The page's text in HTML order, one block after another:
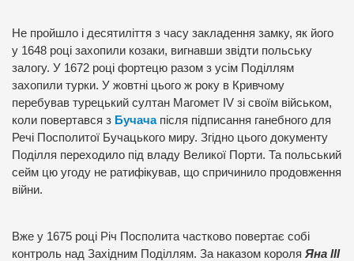
Не пройшло і десятиліття з часу закладення замку, як його
у 1648 році захопили козаки, вигнавши звідти польську
залогу. У 1672 році фортецю разом з усім Поділлям
захопили турки. У жовтні цього ж року в Кривчому
перебував турецький султан Магомет IV зі своїм військом,
коли повертався з Бучача після підписання ганебного для
Речі Посполитої Бучацького миру. Згідно цього документу
Поділля переходило під владу Великої Порти. Та польський
сейм цю угоду не ратифікував, що спричинило продовження
війни.
Вже у 1675 році Річ Посполита частково повертає собі
контроль над Західним Поділлям. За наказом короля Яна ІІІ